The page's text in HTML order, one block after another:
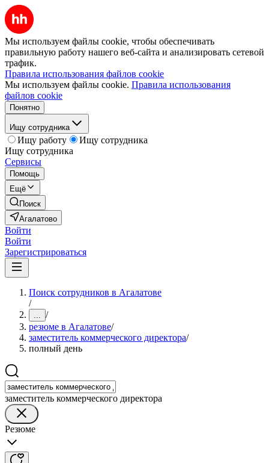
Мы используем файлы cookie, чтобы обеспечивать
правильную работу нашего веб-сайта и анализировать сетевой
трафик.
Правила использования файлов cookie
Мы используем файлы cookie. Правила использования
файлов cookie
Понятно
Ищу сотрудника
Ищу работу
Ищу сотрудника
Ищу сотрудника
Сервисы
Помощь
Ещё
Поиск
Агалатово
Войти
Войти
Зарегистрироваться
Поиск сотрудников в Агалатове
/
... /
резюме в Агалатове/
заместитель коммерческого директора/
полный день
заместитель коммерческого директора
Резюме